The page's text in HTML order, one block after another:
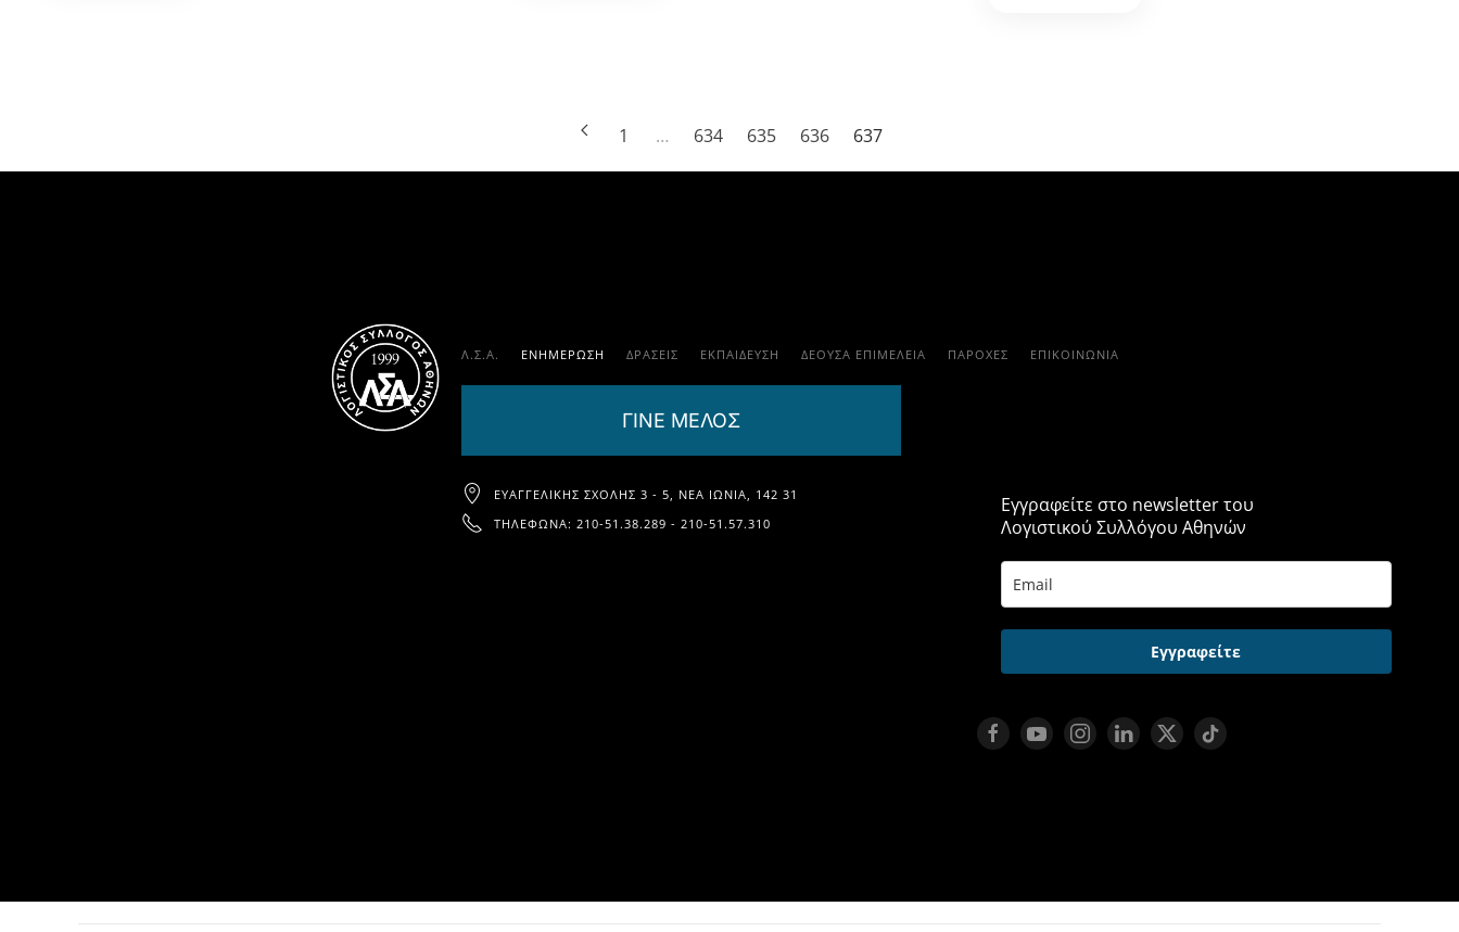
1 … 634 635 636 637
Λ.Σ.Α. ΕΝΗΜΕΡΩΣΗ ΔΡΑΣΕΙΣ ΕΚΠΑΊΔΕΥΣΗ ΔΕΟΥΣΑ ΕΠΙΜΕΛΕΙΑ ΠΑΡΟΧΈΣ ΕΠΙΚΟΙΝΩΝΊΑ
ΓΙΝΕ ΜΕΛΟΣ
ΕΥΑΓΓΕΛΙΚΉΣ ΣΧΟΛΉΣ 3 - 5, ΝΈΑ ΙΩΝΊΑ, 142 31
ΤΗΛΈΦΩΝΑ: 210-51.38.289 - 210-51.57.310
Εγγραφείτε στο newsletter του
Λογιστικού Συλλόγου Αθηνών
Εγγραφείτε